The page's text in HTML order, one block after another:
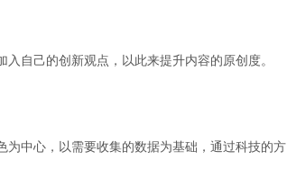
自己的创新观点，以此来提升内容的原创度。
中心，以需要收集的数据为基础，通过科技的方